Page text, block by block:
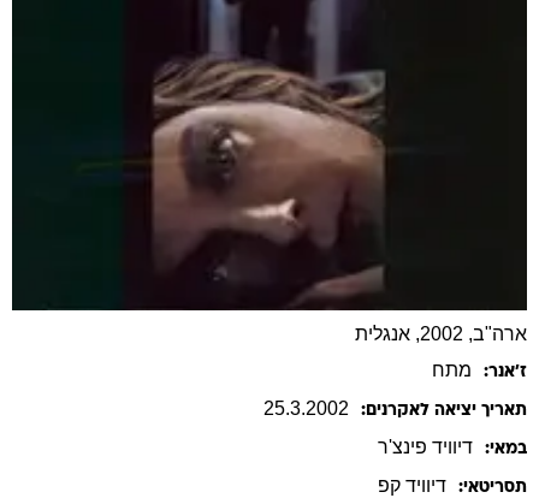
ארה"ב, 2002, אנגלית
ז׳אנר: מתח
תאריך יציאה לאקרנים: 25.3.2002
במאי: דיוויד פינצ'ר
תסריטאי: דיוויד קפ